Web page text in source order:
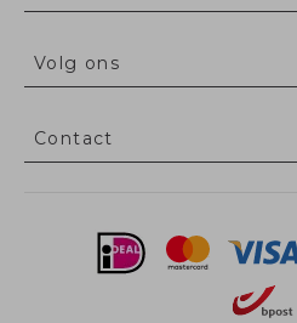
Volg ons
Contact